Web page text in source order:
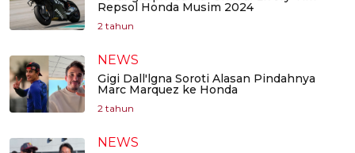
Repsol Honda Musim 2024
2 tahun
NEWS
Gigi Dall'lgna Soroti Alasan Pindahnya
Marc Marquez ke Honda
2 tahun
NEWS